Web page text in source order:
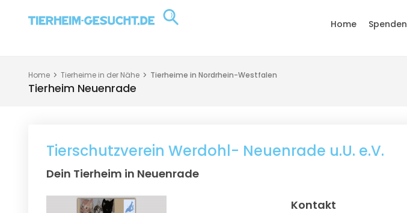
Home Spenden
Home Tierheime in der Nähe Tierheime in Nordrhein-Westfalen
Tierheim Neuenrade
Tierschutzverein Werdohl- Neuenrade u.U. e.V.
Dein Tierheim in Neuenrade
Kontakt